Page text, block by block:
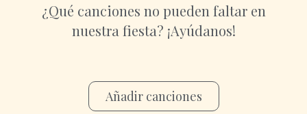
¿Qué canciones no pueden faltar en
nuestra fiesta? ¡Ayúdanos!
Añadir canciones